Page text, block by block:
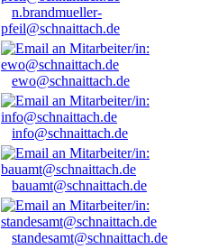
n.brandmueller-
pfeil@schnaittach.de
ewo@schnaittach.de
info@schnaittach.de
bauamt@schnaittach.de
standesamt@schnaittach.de